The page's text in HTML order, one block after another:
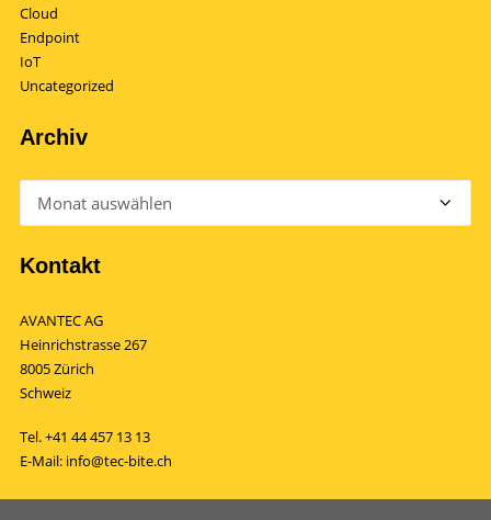
Cloud
Endpoint
IoT
Uncategorized
Archiv
Kontakt
AVANTEC AG
Heinrichstrasse 267
8005 Zürich
Schweiz
Tel.+41 44 457 13 13
E-Mail: info@tec-bite.ch